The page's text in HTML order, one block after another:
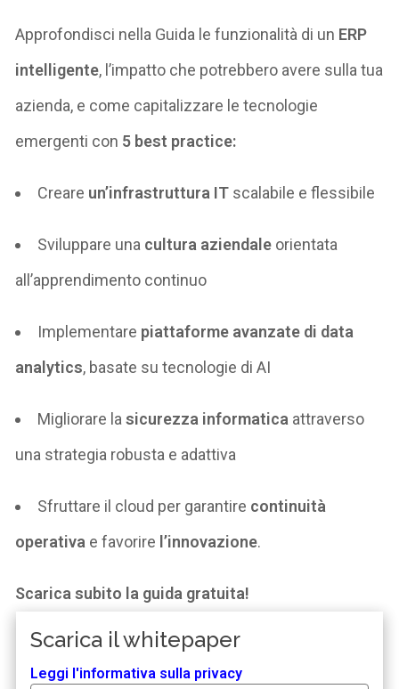
Approfondisci nella Guida le funzionalità di un ERP
intelligente, l’impatto che potrebbero avere sulla tua
azienda, e come capitalizzare le tecnologie
emergenti con 5 best practice:
Creare un’infrastruttura IT scalabile e flessibile
Sviluppare una cultura aziendale orientata
all’apprendimento continuo
Implementare piattaforme avanzate di data
analytics, basate su tecnologie di AI
Migliorare lasicurezza informatica attraverso
una strategia robusta e adattiva
Sfruttare il cloud per garantire continuità
operativa efavorire l’innovazione.
Scaricasubito la guida gratuita!
Scarica il whitepaper
Leggi l'informativa sulla privacy